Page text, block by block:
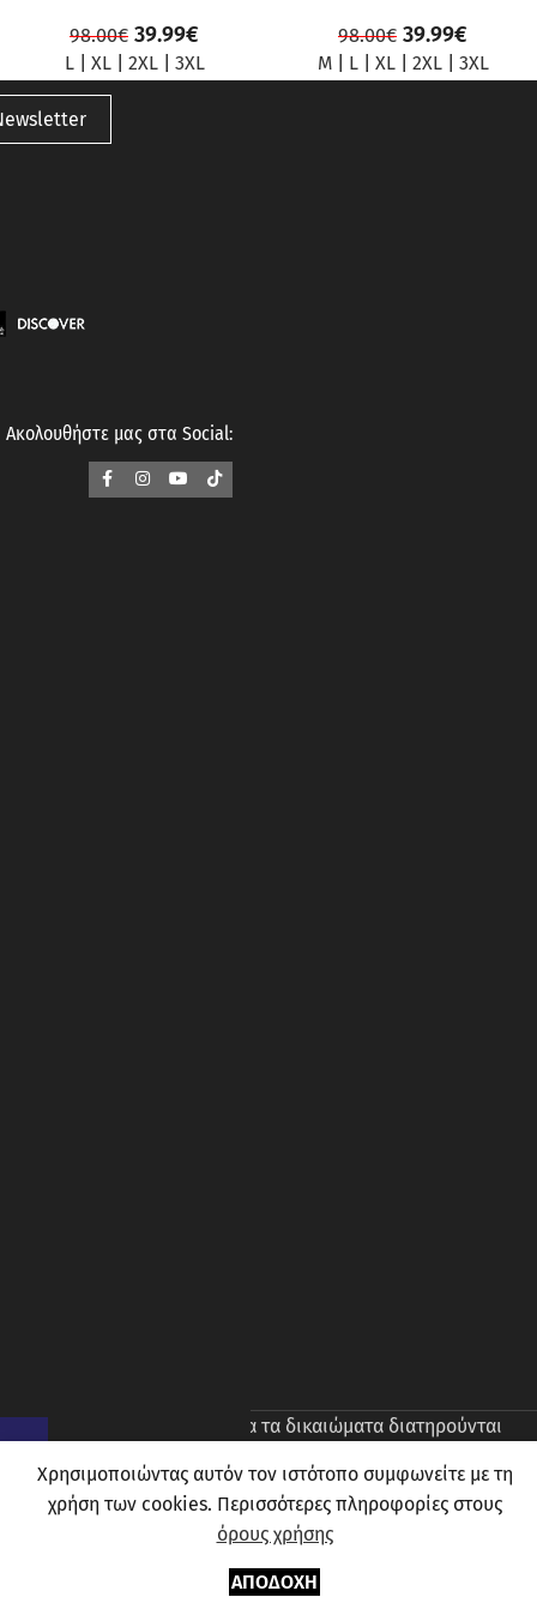
98.00€ 39.99€
L| XL| 2XL| 3XL
98.00€ 39.99€
M| L| XL| 2XL| 3XL
Ακολουθήστε μας στα Social:
. Ολα τα δικαιώματα διατηρούνται
Χρησιμοποιώντας αυτόν τον ιστότοπο συμφωνείτε με τη
χρήση των cookies. Περισσότερες πληροφορίες στους
όρους χρήσης
ΑΠΟΔΟΧΉ